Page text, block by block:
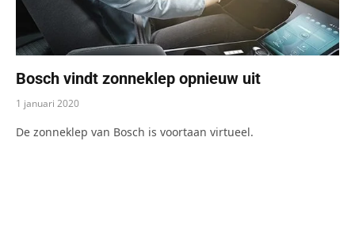
Bosch vindt zonneklep opnieuw uit
1 januari 2020
De zonneklep van Bosch is voortaan virtueel.